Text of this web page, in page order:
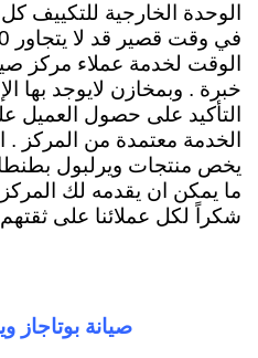
الوحدة الخارجية للتكييف
الوقت لخدمة عملاء مركز
خبرة . وبمخازن لايوجد بها
التأكيد على حصول العميل
الخدمة معتمدة من المركز .
يخص منتجات ويرلبول
ما يمكن ان يقدمه لك
شكراً لكل عملائنا على ثقتهم
صيانة بوتاجاز